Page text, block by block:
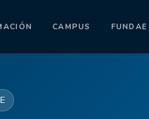
CAMPUS FUNDAE